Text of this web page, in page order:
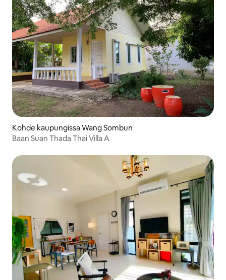
Kohde kaupungissa Wang Sombun
Baan Suan Thada Thai Villa A